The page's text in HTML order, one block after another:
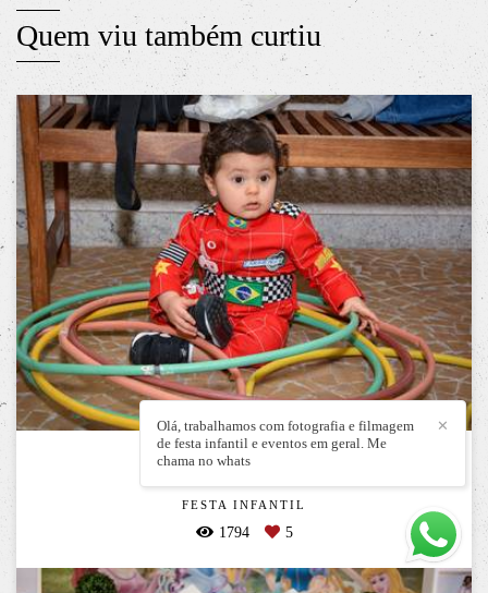
Quem viu também curtiu
Pietro 1 aninho
FESTA INFANTIL
1794 5
✕
Olá, trabalhamos com fotografia e filmagem
de festa infantil e eventos em geral. Me
chama no whats